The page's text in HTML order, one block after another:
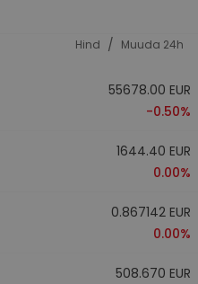
Hind / Muuda 24h
55678.00 EUR
-0.50%
1644.40 EUR
0.00%
0.867142 EUR
0.00%
508.670 EUR